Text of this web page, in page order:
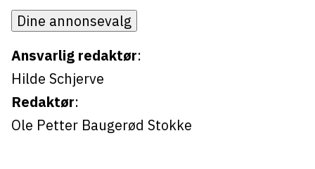
Dine annonsevalg
Ansvarlig redaktør:
Hilde Schjerve
Redaktør:
Ole Petter Baugerød Stokke